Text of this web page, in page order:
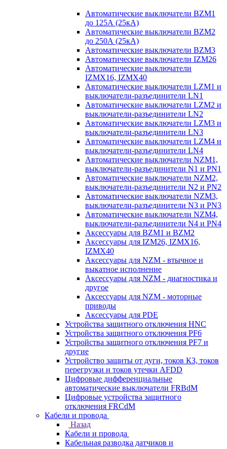
Автоматические выключатели BZM1
до 125А (25кА)
Автоматические выключатели BZM2
до 250А (25кА)
Автоматические выключатели BZM3
Автоматические выключатели IZM26
Автоматические выключатели
IZMX16, IZMX40
Автоматические выключатели LZM1 и
выключатели-разъединители LN1
Автоматические выключатели LZM2 и
выключатели-разъединители LN2
Автоматические выключатели LZM3 и
выключатели-разъединители LN3
Автоматические выключатели LZM4 и
выключатели-разъединители LN4
Автоматические выключатели NZM1,
выключатели-разъединители N1 и PN1
Автоматические выключатели NZM2,
выключатели-разъединители N2 и PN2
Автоматические выключатели NZM3,
выключатели-разъединители N3 и PN3
Автоматические выключатели NZM4,
выключатели-разъединители N4 и PN4
Аксессуары для BZM1 и BZM2
Аксессуары для IZM26, IZMX16,
IZMX40
Аксессуары для NZM - втычное и
выкатное исполнение
Аксессуары для NZM - диагностика и
другое
Аксессуары для NZM - моторные
приводы
Аксессуары для PDE
Устройства защитного отключения HNC
Устройства защитного отключения PF6
Устройства защитного отключения PF7 и
другие
Устройство защиты от дуги, токов КЗ, токов
перегрузки и токов утечки AFDD
Цифровые дифференциальные
автоматические выключатели FRBdM
Цифровые устройства защитного
отключения FRCdM
Кабели и провода
Назад
Кабели и провода
Кабельная разводка датчиков и